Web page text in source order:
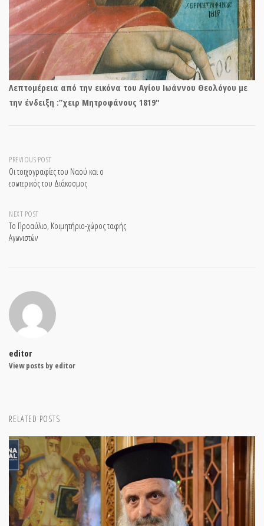
Λεπτομέρεια από την εικόνα του Αγίου Ιωάννου Θεολόγου με
την ένδειξη :”χειρ Μητροφάνους 1819″
Post
navigation
PREVIOUS POST
Οι τοιχογραφίες του Ναού και ο
εσωτερικός του Διάκοσμος
NEXT POST
Το Προαύλιο, Κοιμητήριο-χώρος ταφής
Αγωνιστών
editor
View posts by editor
RELATED POSTS